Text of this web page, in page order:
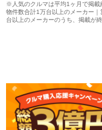
※人気のクルマは平均1ヶ月で掲載
物件数合計1万台以上のメーカー
台以上のメーカーのうち、掲載が